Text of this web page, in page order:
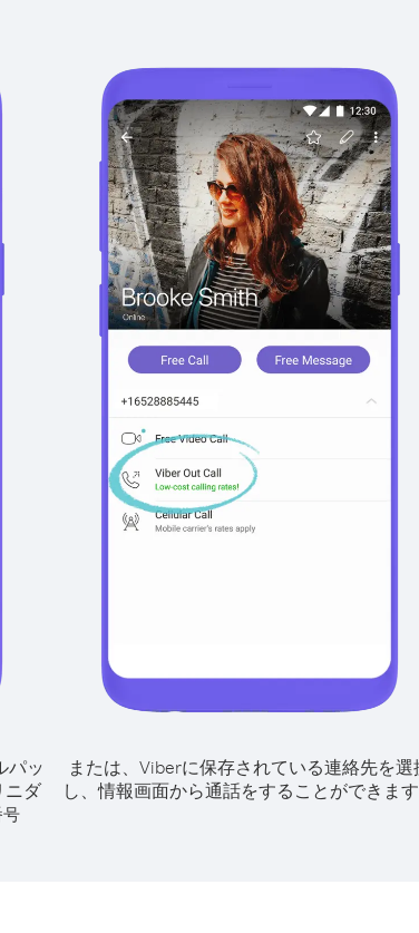
パッ
ニダ
または、Viberに保存されている連絡先を選
し、情報画面から通話をすることができます